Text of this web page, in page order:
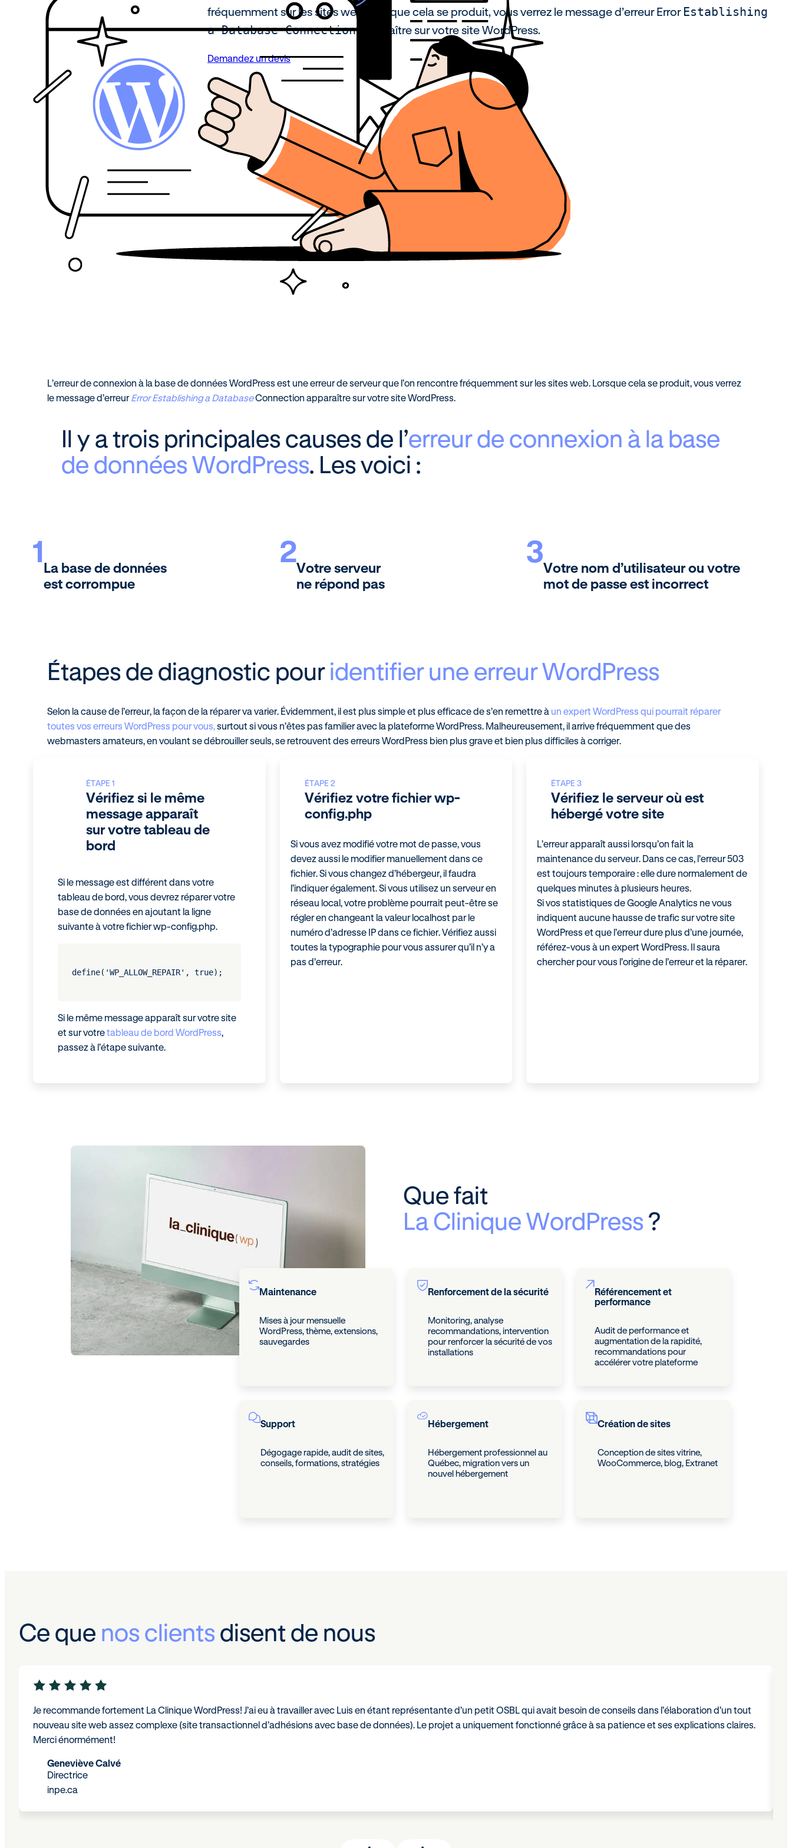
fréquemment sur les sites web. Lorsque cela se produit, vous verrez le message d’erreur Error Establishing
a Database Connectionapparaître sur votre site WordPress.
Demandez un devis
L’erreur de connexion à la base de données WordPress est une erreur de serveur que l’on rencontre fréquemment sur les sites web. Lorsque cela se produit, vous verrez
le message d’erreurError Establishing a DatabaseConnection apparaître sur votre site WordPress.
Il y a trois principales causes de l’erreur de connexion à la base
de données WordPress. Les voici :
1La base de données
est corrompue
2Votre serveur
ne répond pas
3Votre nom d’utilisateur ou votre
mot de passe est incorrect
Étapes de diagnostic pouridentifier une erreur WordPress
Selon la cause de l’erreur, la façon de la réparer va varier. Évidemment, il est plus simple et plus efficace de s’en remettre à un expert WordPress qui pourrait réparer
toutes vos erreurs WordPress pour vous,surtout si vous n’êtes pas familier avec la plateforme WordPress. Malheureusement, il arrive fréquemment que des
webmasters amateurs, en voulant se débrouiller seuls, se retrouvent des erreurs WordPress bien plus grave et bien plus difficiles à corriger.
ÉTAPE 1
Vérifiez si le même
message apparaît
sur votre tableau de
bord
Si le message est différent dans votre
tableau de bord, vous devrez réparer votre
base de données en ajoutant la ligne
suivante à votre fichier wp-config.php.
define('WP_ALLOW_REPAIR', true);
Si le même message apparaît sur votre site
et sur votretableau de bord WordPress,
passez à l’étape suivante.
ÉTAPE 2
Vérifiez votre fichier wp-
config.php
Si vous avez modifié votre mot de passe, vous
devez aussi le modifier manuellement dans ce
fichier. Si vous changez d’hébergeur, il faudra
l’indiquer également. Si vous utilisez un serveur en
réseau local, votre problème pourrait peut-être se
régler en changeant la valeur localhost par le
numéro d’adresse IP dans ce fichier. Vérifiez aussi
toutes la typographie pour vous assurer qu’il n’y a
pas d’erreur.
ÉTAPE 3
Vérifiez le serveur où est
hébergé votre site
L’erreur apparaît aussi lorsqu’on fait la
maintenance du serveur. Dans ce cas, l’erreur 503
est toujours temporaire : elle dure normalement de
quelques minutes à plusieurs heures.
Si vos statistiques de Google Analytics ne vous
indiquent aucune hausse de trafic sur votre site
WordPress et que l’erreur dure plus d’une journée,
référez-vous à un expert WordPress. Il saura
chercher pour vous l’origine de l’erreur et la réparer.
Que fait
La Clinique WordPress ?
Maintenance
Mises à jour mensuelle
WordPress, thème, extensions,
sauvegardes
Renforcement de la sécurité
Monitoring, analyse
recommandations, intervention
pour renforcer la sécurité de vos
installations
Référencement et
performance
Audit de performance et
augmentation de la rapidité,
recommandations pour
accélérer votre plateforme
Support
Dégogage rapide, audit de sites,
conseils, formations, stratégies
Hébergement
Hébergement professionnel au
Québec, migration vers un
nouvel hébergement
Création de sites
Conception de sites vitrine,
WooCommerce, blog, Extranet
Ce que nos clients disent de nous
Je recommande fortement La Clinique WordPress! J’ai eu à travailler avec Luis en étant représentante d’un petit OSBL qui avait besoin de conseils dans l’élaboration d’un tout
nouveau site web assez complexe (site transactionnel d’adhésions avec base de données). Le projet a uniquement fonctionné grâce à sa patience et ses explications claires.
Merci énormément!
Geneviève Calvé
Directrice
inpe.ca